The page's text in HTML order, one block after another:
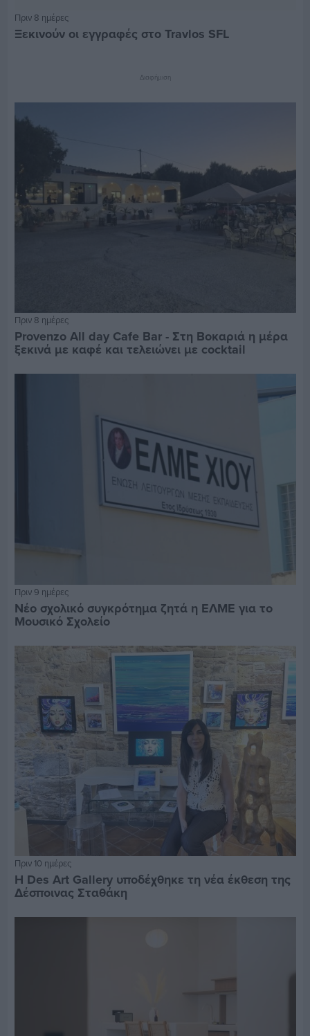
Πριν 8 ημέρες
Ξεκινούν οι εγγραφές στο Travlos SFL
Διαφήμιση
Πριν 8 ημέρες
Provenzo All day Cafe Bar - Στη Βοκαριά η μέρα
ξεκινά με καφέ και τελειώνει με cocktail
Πριν 9 ημέρες
Νέο σχολικό συγκρότημα ζητά η ΕΛΜΕ για το
Μουσικό Σχολείο
Πριν 10 ημέρες
Η Des Art Gallery υποδέχθηκε τη νέα έκθεση της
Δέσποινας Σταθάκη